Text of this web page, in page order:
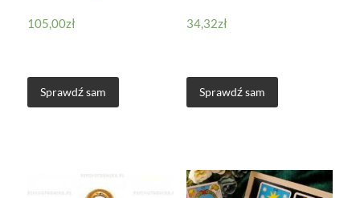
105,00zł
Sprawdź sam
34,32zł
Sprawdź sam